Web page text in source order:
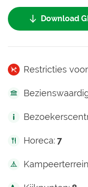
Download
Restricties
Horeca:7